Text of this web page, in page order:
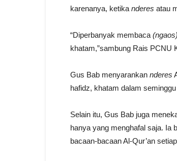
karenanya, ketika nderes atau
“Diperbanyak membaca (ngaos)
khatam,”sambung Rais PCNU
Gus Bab menyarankan nderes
hafidz, khatam dalam
Selain itu, Gus Bab juga
hanya yang menghafal saja. Ia
bacaan-bacaan Al-Qur’an